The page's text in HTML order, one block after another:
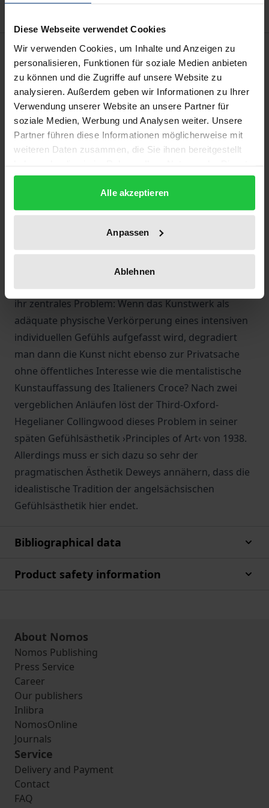
Diese Webseite verwendet Cookies
Wir verwenden Cookies, um Inhalte und Anzeigen zu
personalisieren, Funktionen für soziale Medien anbieten
zu können und die Zugriffe auf unsere Website zu
analysieren. Außerdem geben wir Informationen zu Ihrer
Verwendung unserer Website an unsere Partner für
soziale Medien, Werbung und Analysen weiter. Unsere
Partner führen diese Informationen möglicherweise mit
weiteren Daten zusammen, die Sie ihnen bereitgestellt
gesammelt haben.
Alle akzeptieren
Anpassen
Ablehnen
Description
Das Buch rekonstruiert die Entwicklung der
Gefühlsästhetik des angelsächsischen Idealismus
von 1800 bis 1938. Unter dem Eindruck des frühen
Schelling wollen die Romantiker Coleridge,
Wordsworth und Emerson den idealistischen
Durch eine Befruchtung mit der Ästhetik Hegels und
durch den Kunsthistoriker Ruskin entsteht daraus
bei dem Second-Oxford-Hegelianer Bosanquet
tatsächlich eine hochrangige und originelle Ästhetik
des Gefühls. Dewey und A. Bradley benennen jedoch
ihr zentrales Problem: Wenn das Kunstwerk als
adäquate physische Verkörperung eines intensiven
individuellen Gefühls aufgefasst wird, degradiert
man dann die Kunst nicht ebenso zur Privatsache
ohne öffentliches Interesse wie die mentalistische
Kunstauffassung des Italieners Croce? Nach zwei
vergeblichen Anläufen löst der Third-Oxford-
Hegelianer Collingwood dieses Problem in seiner
späten Gefühlsästhetik ›Principles of Art‹ von 1938.
Allerdings muss er sich dazu so sehr der
pragmatischen Ästhetik Deweys annähern, dass die
idealistische Tradition der angelsächsischen
Gefühlsästhetik hier endet.
Bibliographical data
Product safety information
About Nomos
Nomos Publishing
Press Service
Career
Our publishers
Inlibra
NomosOnline
Journals
Service
Delivery and Payment
Contact
FAQ